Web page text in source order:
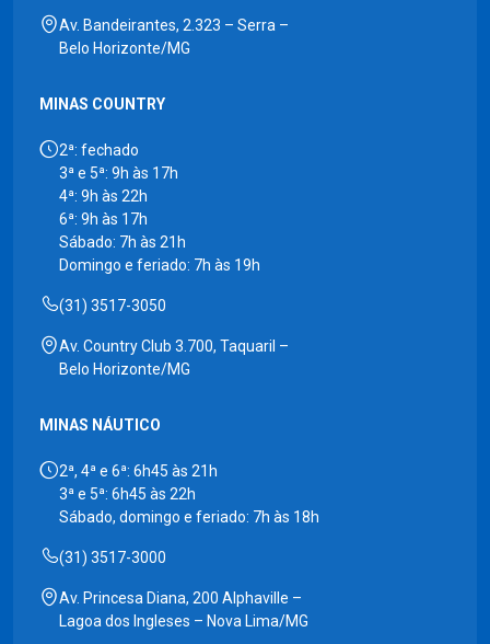
Av. Bandeirantes, 2.323 – Serra –
Belo Horizonte/MG
MINAS COUNTRY
2ª: fechado
3ª e 5ª: 9h às 17h
4ª: 9h às 22h
6ª: 9h às 17h
Sábado: 7h às 21h
Domingo e feriado: 7h às 19h
(31) 3517-3050
Av. Country Club 3.700, Taquaril –
Belo Horizonte/MG
MINAS NÁUTICO
2ª, 4ª e 6ª: 6h45 às 21h
3ª e 5ª: 6h45 às 22h
Sábado, domingo e feriado: 7h às 18h
(31) 3517-3000
Av. Princesa Diana, 200 Alphaville –
Lagoa dos Ingleses – Nova Lima/MG